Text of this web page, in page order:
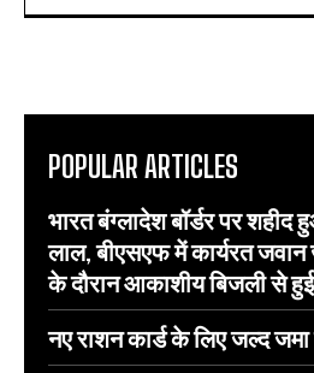
POPULAR ARTICLES
भारत बंग्लादेश बॉर्डर पर शहीद
लाल, बीएसएफ में कार्यरत
के दौरान आकाशीय बिजली से
नए राशन कार्ड के लिए जल्द